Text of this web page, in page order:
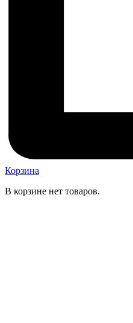
Корзина
В корзине нет товаров.